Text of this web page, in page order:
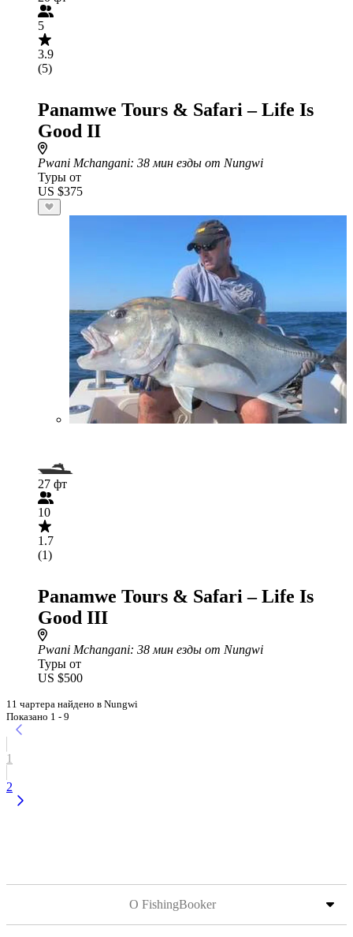
5
3.9
(5)
Panamwe Tours & Safari – Life Is
Good II
Pwani Mchangani: 38 мин езды от Nungwi
Туры от
US $375
27 фт
10
1.7
(1)
Panamwe Tours & Safari – Life Is
Good III
Pwani Mchangani: 38 мин езды от Nungwi
Туры от
US $500
11 чартера найдено в Nungwi
Показано 1 - 9
1
2
О FishingBooker